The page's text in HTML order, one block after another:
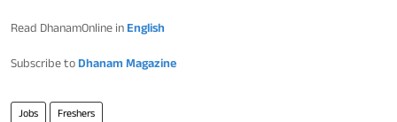
Read DhanamOnline in English
Subscribe to Dhanam Magazine
Jobs Freshers